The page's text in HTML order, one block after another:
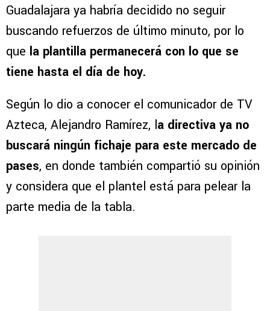
Guadalajara ya habría decidido no seguir
buscando refuerzos de último minuto, por lo
que la plantilla permanecerá con lo que se
tiene hasta el día de hoy.
Según lo dio a conocer el comunicador de TV
Azteca, Alejandro Ramírez, la directiva ya no
buscará ningún fichaje para este mercado de
pases, en donde también compartió su opinión
y considera que el plantel está para pelear la
parte media de la tabla.